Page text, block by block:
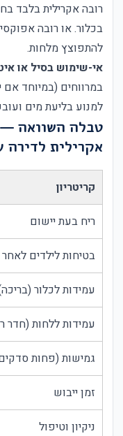
רובה אקרילית בלבד
בכלור. או רובה
להתפוצץ מלחות.
אי-שימוש בסיל או
במרווחים (במיוחד
למנוע בליעת מים
טבלה השוואה
אקרילית לדירה
קריטריון
ריח בעת יישום
בטיחות לילדים לאחר
עמידות לכלור
עמידות ללחות (חדר
גמישות (פחות
זמן ייבוש
ניקיון וטיפול